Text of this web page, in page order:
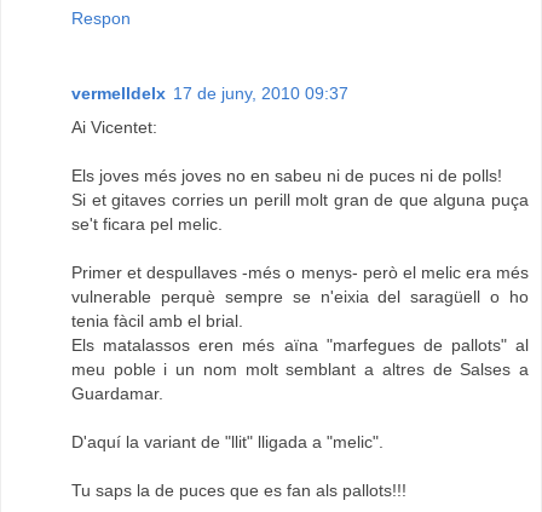
Respon
vermelldelx 17 de juny, 2010 09:37
Ai Vicentet:
Els joves més joves no en sabeu ni de puces ni de polls!
Si et gitaves corries un perill molt gran de que alguna puça
se't ficara pel melic.
Primer et despullaves -més o menys- però el melic era més
vulnerable perquè sempre se n'eixia del saragüell o ho
tenia fàcil amb el brial.
Els matalassos eren més aïna "marfegues de pallots" al
meu poble i un nom molt semblant a altres de Salses a
Guardamar.
D'aquí la variant de "llit" lligada a "melic".
Tu saps la de puces que es fan als pallots!!!